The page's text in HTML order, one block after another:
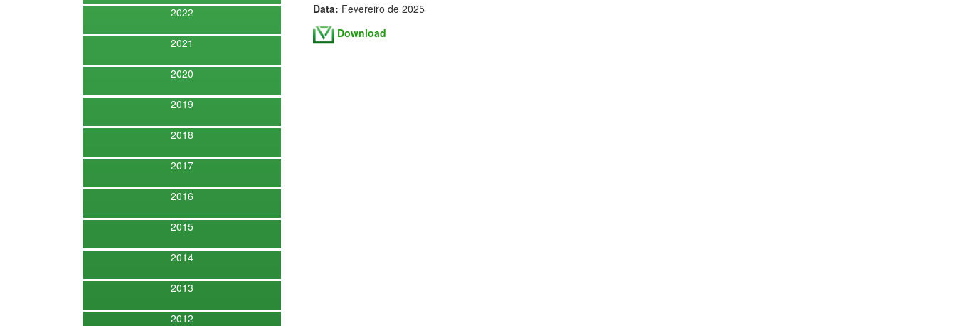
2022
2021
2020
2019
2018
2017
2016
2015
2014
2013
2012
Data: Fevereiro de 2025
Download